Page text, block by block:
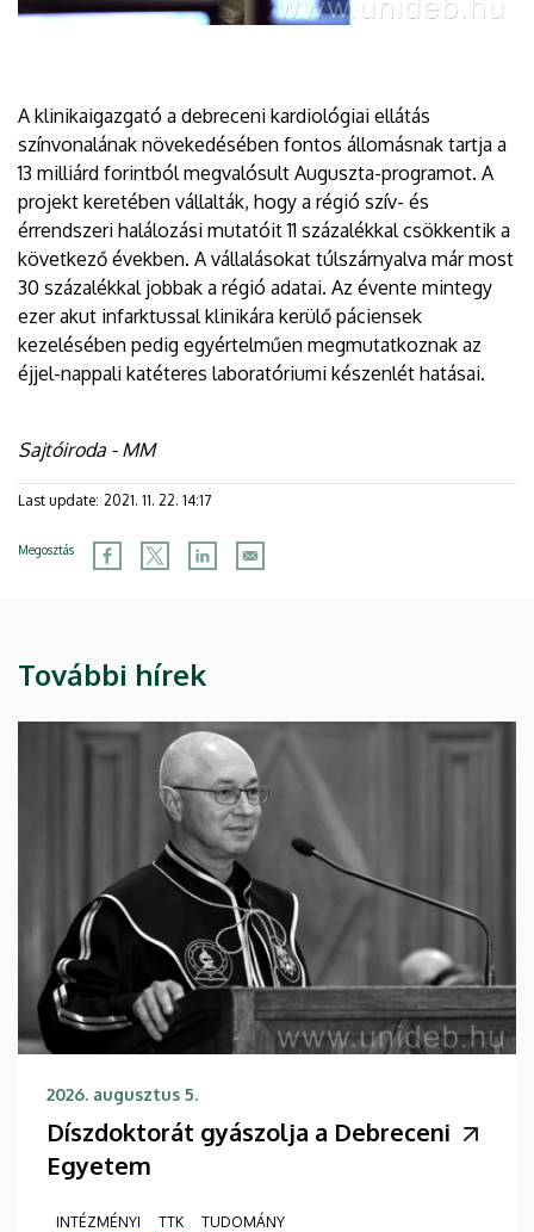
A klinikaigazgató a debreceni kardiológiai ellátás
színvonalának növekedésében fontos állomásnak tartja a
13 milliárd forintból megvalósult Auguszta-programot. A
projekt keretében vállalták, hogy a régió szív- és
érrendszeri halálozási mutatóit 11 százalékkal csökkentik a
következő években. A vállalásokat túlszárnyalva már most
30 százalékkal jobbak a régió adatai. Az évente mintegy
ezer akut infarktussal klinikára kerülő páciensek
kezelésében pedig egyértelműen megmutatkoznak az
éjjel-nappali katéteres laboratóriumi készenlét hatásai.
Sajtóiroda - MM
Last update: 2021. 11. 22. 14:17
Megosztás
További hírek
2026. augusztus 5.
Díszdoktorát gyászolja a Debreceni
Egyetem
INTÉZMÉNYI TTK TUDOMÁNY